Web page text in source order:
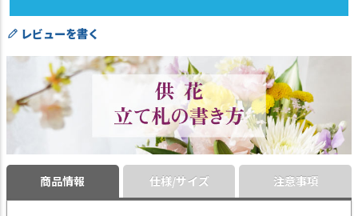
レビューを書く
商品情報 仕様/サイズ 注意事項